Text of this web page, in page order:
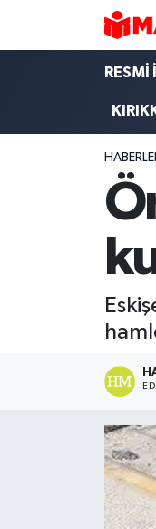
RESMİ
Hava Durumu
Trafik Durumu
Süper Lig
Tüm Manşetler
Son Dakika
Haber Arşivi